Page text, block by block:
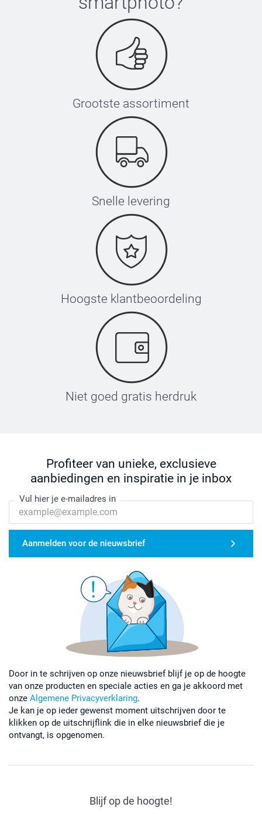
Grootste assortiment
Snelle levering
Hoogste klantbeoordeling
Niet goed gratis herdruk
Profiteer van unieke, exclusieve
aanbiedingen en inspiratie in je inbox
Vul hier je e-mailadres in
Aanmelden voor de nieuwsbrief
Door in te schrijven op onze nieuwsbrief blijf je op de hoogte
van onze producten en speciale acties en ga je akkoord met
onze Algemene Privacyverklaring.
Je kan je op ieder gewenst moment uitschrijven door te
klikken op de uitschrijflink die in elke nieuwsbrief die je
ontvangt, is opgenomen.
Blijf op de hoogte!